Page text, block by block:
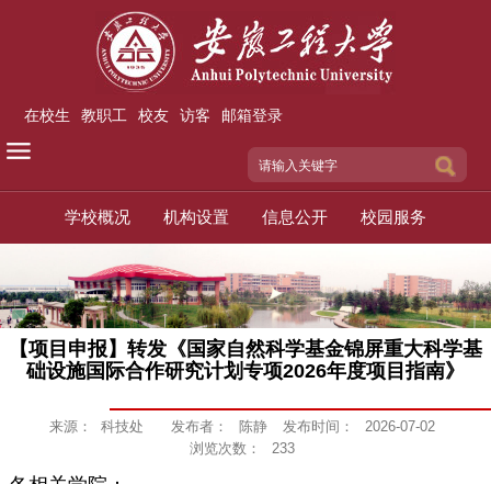
在校生 教职工 校友 访客 邮箱登录
学校概况 机构设置 信息公开 校园服务
【项目申报】转发《国家自然科学基金锦屏重大科学基
础设施国际合作研究计划专项2026年度项目指南》
来源： 科技处 发布者： 陈静 发布时间：
2026-07-02
浏览次数：
233